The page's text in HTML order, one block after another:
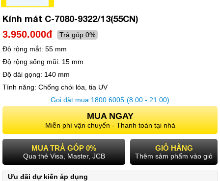
Kính mát C-7080-9322/13(55CN)
3.950.000đ
Trả góp 0%
Độ rộng mắt: 55 mm
Độ rộng sống mũi: 15 mm
Độ dài gọng: 140 mm
Tính năng: Chống chói lóa, tia UV
Gọi đặt mua:1800.6005 (8:00 - 21:00)
MUA NGAY
Miễn phí vận chuyển - Thanh toán tại nhà
MUA TRẢ GÓP 0%
Qua thẻ Visa, Master, JCB
GIỎ HÀNG
Thêm sảm phẩm vào giỏ
Ưu đãi dự kiến áp dụng